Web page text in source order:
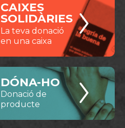
CAIXES
SOLIDÀRIES
La teva donació
en una caixa
DÓNA-HO
Donació de
producte